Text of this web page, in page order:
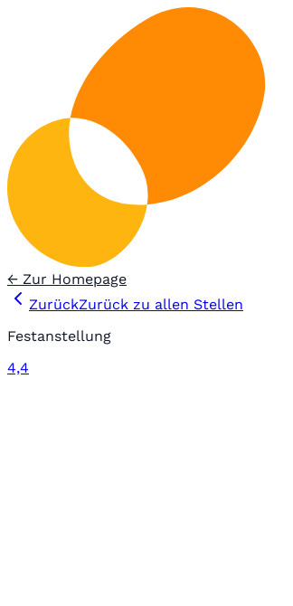
← Zur Homepage
ZurückZurück zu allen Stellen
Festanstellung
4,4